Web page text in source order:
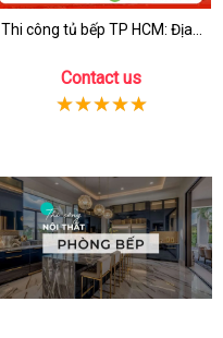
Thi công tủ bếp TP HCM: Địa...
Contact us